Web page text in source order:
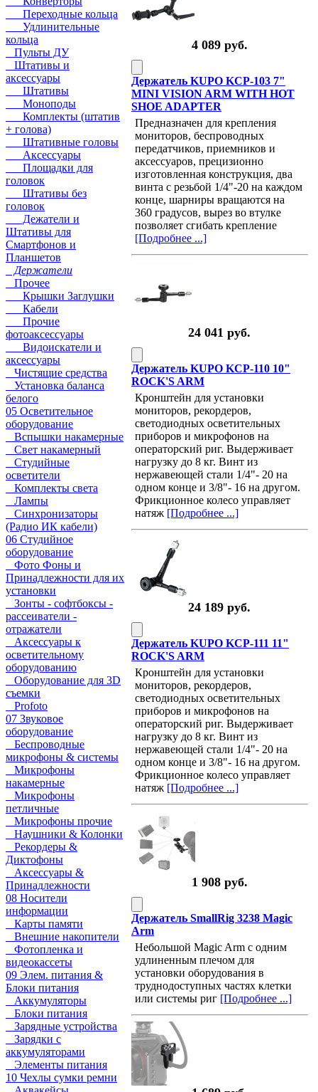
Переходные кольца
Удлинительные
кольца
Пульты ДУ
Штативы и
аксессуары
Штативы
Моноподы
Комплекты (штатив
+ голова)
Штативные головы
Аксессуары
Площадки для
головок
Штативы без
головок
Дежатели и
Штативы для
Смартфонов и
Планшетов
Держатели
Прочее
Крышки Заглушки
Кабели
Прочие
фотоаксессуары
Видоискатели и
аксессуары
Чистящие средства
Установка баланса
белого
05 Осветительное
оборудование
Вспышки накамерные
Свет накамерный
Студийные
осветители
Комплекты света
Лампы
Синхронизаторы
(Радио ИК кабели)
06 Студийное
оборудование
Фото Фоны и
Принадлежности для их
установки
Зонты - софтбоксы -
рассеиватели -
отражатели
Аксессуары к
осветительному
оборудованию
Оборудование для 3D
съемки
Profoto
07 Звуковое
оборудование
Беспроводные
микрофоны & системы
Микрофоны
накамерные
Микрофоны
петличные
Микрофоны прочие
Наушники & Колонки
Рекордеры &
Диктофоны
Аксессуары &
Принадлежности
08 Носители
информации
Карты памяти
Внешние накопители
Фотопленка и
видеокассеты
09 Элем. питания &
Блоки питания
Аккумуляторы
Блоки питания
Зарядные устройства
Зарядки с
аккумуляторами
Элементы питания
10 Чехлы сумки ремни
4 089 руб.
Держатель KUPO KCP-103 7"
MINI VISION ARM WITH HOT
SHOE ADAPTER
Предназначен для крепления
мониторов, беспроводных
передатчиков, приемников и
аксессуаров, прецизионно
изготовленная конструкция, два
винта с резьбой 1/4"-20 на каждом
конце, шарниры вращаются на
360 градусов, вырез во втулке
позволяет сгибать крепление
[Подробнее ...]
24 041 руб.
Держатель KUPO KCP-110 10"
ROCK'S ARM
Кронштейн для установки
мониторов, рекордеров,
светодиодных осветительных
приборов и микрофонов на
операторский риг. Выдерживает
нагрузку до 8 кг. Винт из
нержавеющей стали 1/4"- 20 на
одном конце и 3/8"- 16 на другом.
Фрикционное колесо управляет
натяж [Подробнее ...]
24 189 руб.
Держатель KUPO KCP-111 11"
ROCK'S ARM
Кронштейн для установки
мониторов, рекордеров,
светодиодных осветительных
приборов и микрофонов на
операторский риг. Выдерживает
нагрузку до 8 кг. Винт из
нержавеющей стали 1/4"- 20 на
одном конце и 3/8"- 16 на другом.
Фрикционное колесо управляет
натяж [Подробнее ...]
1 908 руб.
Держатель SmallRig 3238 Magic
Arm
Небольшой Magic Arm с одним
удлиненным плечом для
установки оборудования в
труднодоступных частях клетки
или системы риг [Подробнее ...]